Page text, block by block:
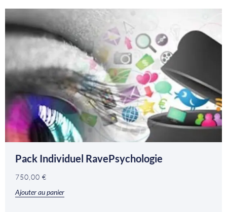
Pack Individuel RavePsychologie
750,00 €
Ajouter au panier